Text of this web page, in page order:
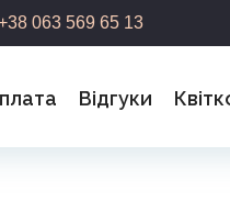
063 569 65 13
Відгуки